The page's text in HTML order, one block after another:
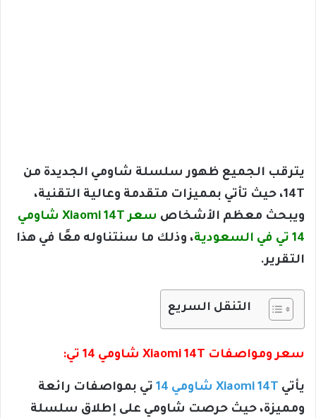
يترقب الجميع ظهور سلسلة شاومي الجديدة من
14T، حيث تأتي بمميزات متقدمة وعالية التقنية،
ويبحث معظم الأشخاص
سعر Xiaomi 14T شاومي
14 تي في السعودية
، وذلك ما سنتناوله معًا في هذا
التقرير.
التنقل السريع
سعر ومواصفات Xiaomi 14T شاومي 14 تي:
يأتي Xiaomi 14T شاومي 14
تي بمواصفات رائعة
ومميزة، حيث حرصت شاومي على إطلاق سلسلة